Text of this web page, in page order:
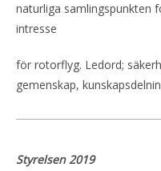
naturliga samlingspunkten
intresse
för rotorflyg. Ledord;
gemenskap,
Styrelsen 2019